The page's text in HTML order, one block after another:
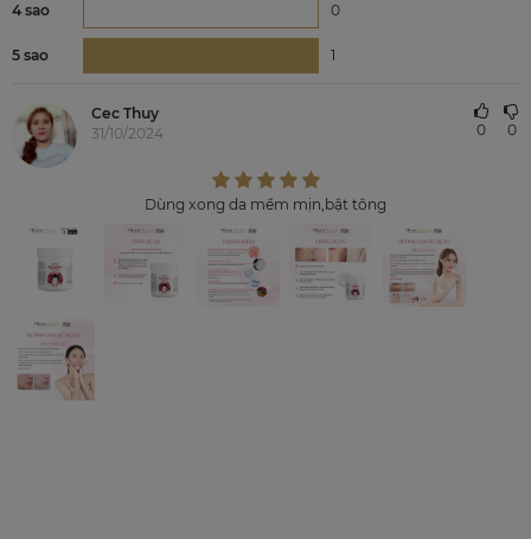
4 sao 0
5 sao 1
Cec Thuy
31/10/2024
Dùng xong da mềm mịn,bật tông
0 0